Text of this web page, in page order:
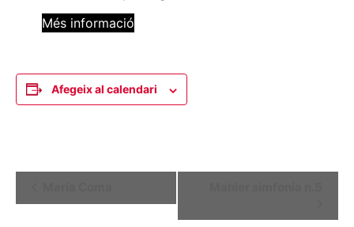
Més informació
Afegeix al calendari
d'Esdeveniment